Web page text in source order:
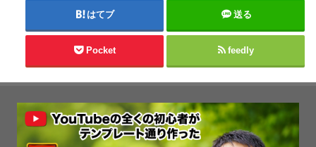
はてブ 送る
Pocket feedly